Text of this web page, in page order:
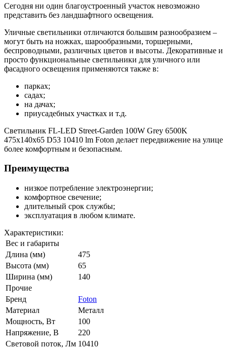
Сегодня ни один благоустроенный участок невозможно
представить без ландшафтного освещения.
Уличные светильники отличаются большим разнообразием –
могут быть на ножках, шарообразными, торшерными,
беспроводными, различных цветов и высоты. Декоративные и
просто функциональные светильники для уличного или
фасадного освещения применяются также в:
парках;
садах;
на дачах;
приусадебных участках и т.д.
Светильник FL-LED Street-Garden 100W Grey 6500K
475x140x65 D53 10410 lm Foton делает передвижение на улице
более комфортным и безопасным.
Преимущества
низкое потребление электроэнергии;
комфортное свечение;
длительный срок службы;
эксплуатация в любом климате.
Характеристики:
Вес и габариты
Длина (мм)
475
Высота (мм)
65
Ширина (мм)
140
Прочие
Бренд
Foton
Материал
Металл
Мощность, Вт
100
Напряжение, В
220
Световой поток, Лм 10410